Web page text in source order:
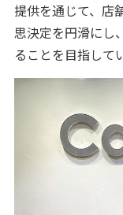
提供を通じて、店
思決定を円滑にし
ることを目指して